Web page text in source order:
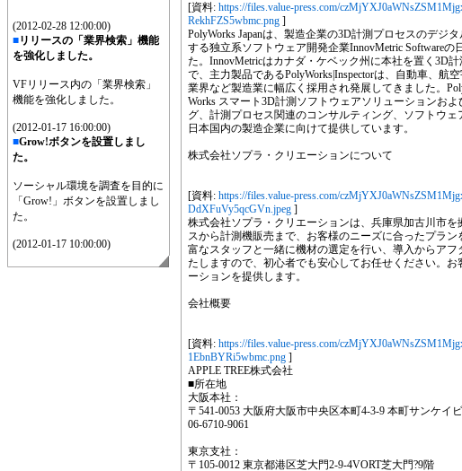
(2012-02-28 12:00:00)
■リリースの「業界検索」機能
を強化しました。
VFリリース内の「業界検索」
機能を強化しました。
(2012-01-17 16:00:00)
■Grow!ボタンを設置しまし
た。
ソーシャル環境を調査を目的に
「Grow!」ボタンを設置しまし
た。
(2012-01-17 10:00:00)
[資料: https://files.value-press.com/
RekhFZS5wbmc.png ]
PolyWorks Japanは、製造企業の3D計測プロセスのデジ
する独立系ソフトウェア開発企業InnovMetric Softwareの
た。InnovMetricはカナダ・ケベック州に本社を置く3D
で、主力製品であるPolyWorks|Inspectorは、自動車、航
業界など製造業に幅広く採用され発展してきました。
Works スマート3D計測ソフトウェアソリューションお
グ、計測プロセス関連のコンサルティング、ソフトウ
日本国内の製造企業に向けて提供しています。
株式会社ソプラ・クリエーションについて
[資料: https://files.value-press.com/
DdXFuVy5qcGVn.jpeg ]
株式会社ソプラ・クリエーションは、兵庫県加古川市
スから計測機販売まで、お客様のニーズに合ったプラ
富なスタッフと一緒に機材の選定を行い、導入からア
たしますので、初心者でも安心してお任せください。
ーションを提供します。
会社概要
[資料: https://files.value-press.com/
1EbnBYRi5wbmc.png ]
APPLE TREE株式会社
■所在地
大阪本社：
〒541-0053 大阪府大阪市中央区本町4-3-9 本町サンケイ
06-6710-9061
東京支社：
〒105-0012 東京都港区芝大門2-9-4VORT芝大門?9階